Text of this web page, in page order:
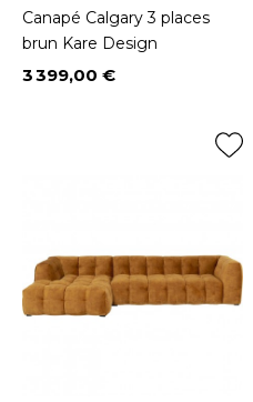
Canapé Calgary 3 places
brun Kare Design
Prix
3 399,00 €